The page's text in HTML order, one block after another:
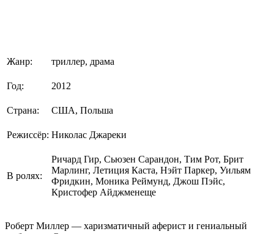
Жанр: триллер, драма
Год: 2012
Страна: США, Польша
Режиссёр: Николас Джареки
В ролях:
Ричард Гир, Сьюзен Сарандон, Тим Рот, Брит
Марлинг, Летиция Каста, Нэйт Паркер, Уильям
Фридкин, Моника Реймунд, Джош Пэйс,
Кристофер Айджменеще
Роберт Миллер — харизматичный аферист и гениальный